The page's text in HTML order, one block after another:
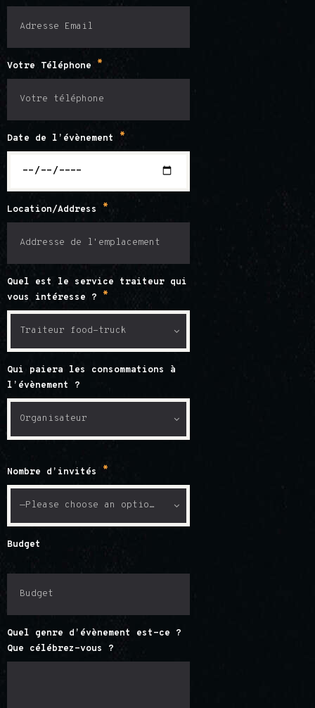
Votre Téléphone *
Date de l’évènement *
Location/Address *
Quel est le service traiteur qui
vous intéresse ? *
Qui paiera les consommations à
l’évènement ?
Nombre d’invités *
Budget
Quel genre d’évènement est-ce ?
Que célébrez-vous ?